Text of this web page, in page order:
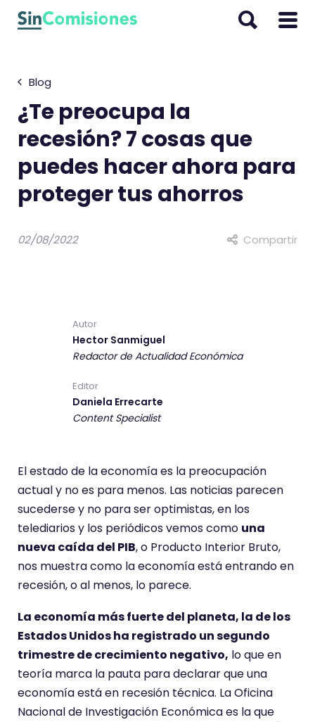
Blog
¿Te preocupa la
recesión? 7 cosas que
puedes hacer ahora para
proteger tus ahorros
02/08/2022 Compartir
Autor
Hector Sanmiguel
Redactor de Actualidad Económica
Editor
Daniela Errecarte
Content Specialist
El estado de la economía es la preocupación
actual y no es para menos. Las noticias parecen
sucederse y no para ser optimistas, en los
telediarios y los periódicos vemos como una
nueva caída del PIB, o Producto Interior Bruto,
nos muestra como la economía está entrando en
recesión, o al menos, lo parece.
La economía más fuerte del planeta, la de los
Estados Unidos ha registrado un segundo
trimestre de crecimiento negativo, lo que en
teoría marca la pauta para declarar que una
economía está en recesión técnica. La Oficina
Nacional de Investigación Económica es la que